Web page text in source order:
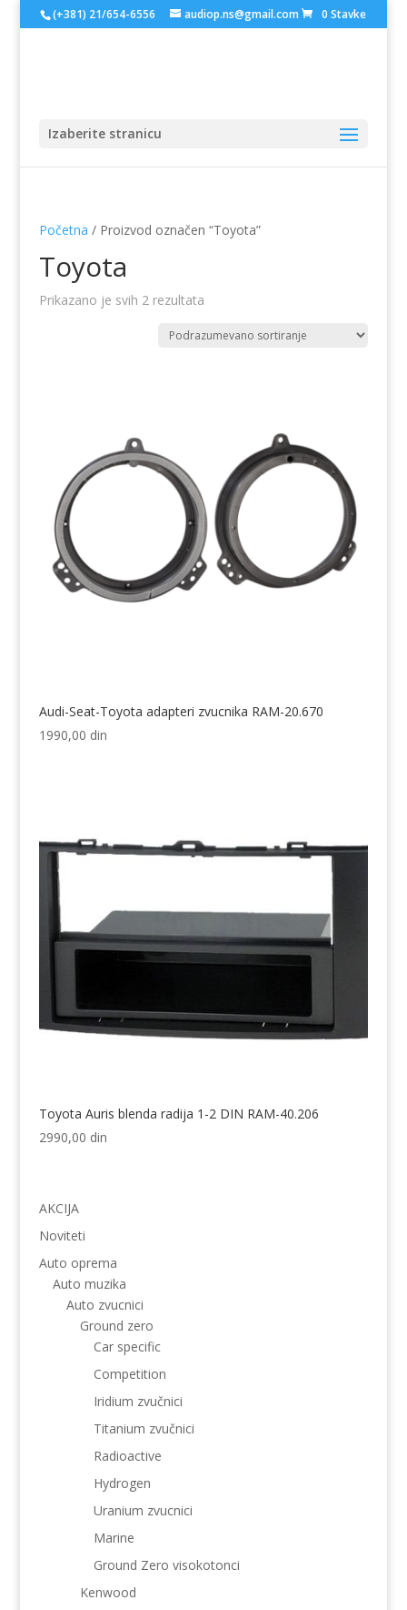
(+381) 21/654-6556 audiop.ns@gmail.com 0 Stavke
Izaberite stranicu
Početna / Proizvod označen “Toyota”
Toyota
Prikazano je svih 2 rezultata
Audi-Seat-Toyota adapteri zvucnika RAM-20.670
1990,00 din
Toyota Auris blenda radija 1-2 DIN RAM-40.206
2990,00 din
AKCIJA
Noviteti
Auto oprema
Auto muzika
Auto zvucnici
Ground zero
Car specific
Competition
Iridium zvučnici
Titanium zvučnici
Radioactive
Hydrogen
Uranium zvucnici
Marine
Ground Zero visokotonci
Kenwood